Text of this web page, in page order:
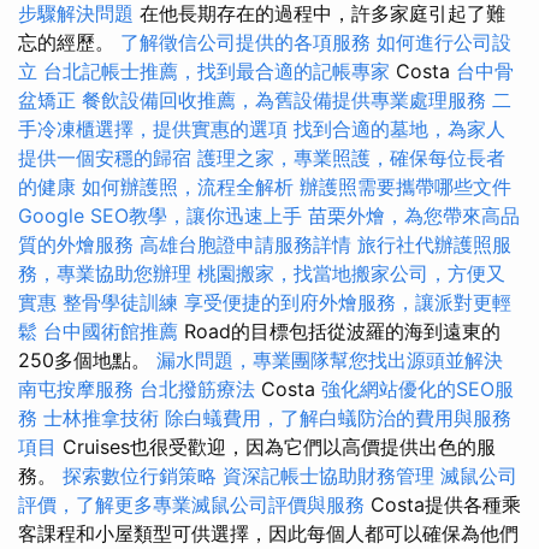
步驟解決問題 在他長期存在的過程中，許多家庭引起了難
忘的經歷。 了解徵信公司提供的各項服務 如何進行公司設
立 台北記帳士推薦，找到最合適的記帳專家 Costa 台中骨
盆矯正 餐飲設備回收推薦，為舊設備提供專業處理服務 二
手冷凍櫃選擇，提供實惠的選項 找到合適的墓地，為家人
提供一個安穩的歸宿 護理之家，專業照護，確保每位長者
的健康 如何辦護照，流程全解析 辦護照需要攜帶哪些文件
Google SEO教學，讓你迅速上手 苗栗外燴，為您帶來高品
質的外燴服務 高雄台胞證申請服務詳情 旅行社代辦護照服
務，專業協助您辦理 桃園搬家，找當地搬家公司，方便又
實惠 整骨學徒訓練 享受便捷的到府外燴服務，讓派對更輕
鬆 台中國術館推薦 Road的目標包括從波羅的海到遠東的
250多個地點。 漏水問題，專業團隊幫您找出源頭並解決
南屯按摩服務 台北撥筋療法 Costa 強化網站優化的SEO服
務 士林推拿技術 除白蟻費用，了解白蟻防治的費用與服務
項目 Cruises也很受歡迎，因為它們以高價提供出色的服
務。 探索數位行銷策略 資深記帳士協助財務管理 滅鼠公司
評價，了解更多專業滅鼠公司評價與服務 Costa提供各種乘
客課程和小屋類型可供選擇，因此每個人都可以確保為他們